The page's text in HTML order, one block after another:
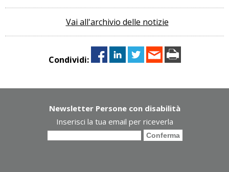
Vai all'archivio delle notizie
Condividi:
Newsletter Persone con disabilità
Inserisci la tua email per riceverla